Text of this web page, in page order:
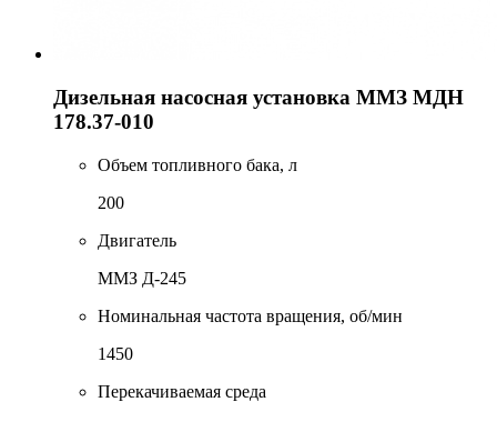
Дизельная насосная установка ММЗ МДН
178.37-010
Объем топливного бака, л
200
Двигатель
ММЗ Д-245
Номинальная частота вращения, об/мин
1450
Перекачиваемая среда